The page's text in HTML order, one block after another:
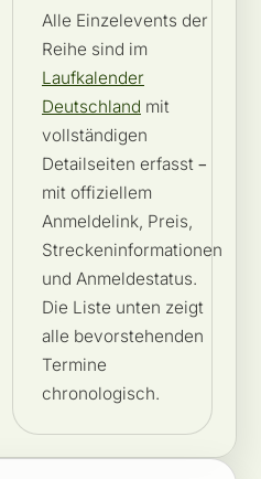
Alle Einzelevents der
Reihe sind im
Laufkalender
Deutschland mit
vollständigen
Detailseiten erfasst –
mit offiziellem
Anmeldelink, Preis,
Streckeninformationen
und Anmeldestatus.
Die Liste unten zeigt
alle bevorstehenden
Termine
chronologisch.